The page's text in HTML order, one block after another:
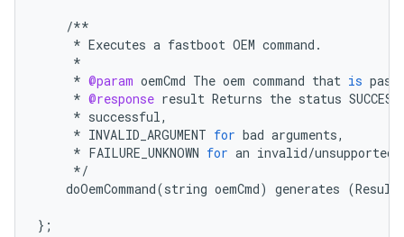
/**
* Executes a fastboot OEM command .
*
* @param oemCmd The oem command that is
* @response result Returns the status SUCCESS
* successful,
* INVALID_ARGUMENT for bad arguments,
* FAILURE_UNKNOWN for an invalid/unsupported
*/
doOemCommand(string oemCmd) generates (Result
};